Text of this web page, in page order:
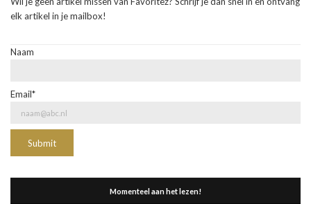
elk artikel in je mailbox!
Naam
Email*
Momenteel aan het lezen!